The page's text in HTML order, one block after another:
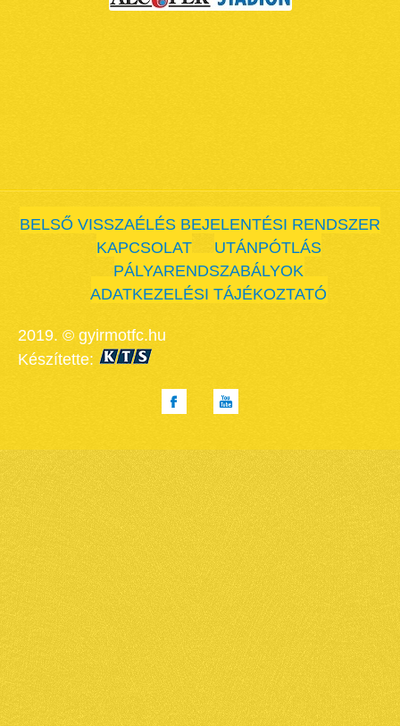
BELSŐ VISSZAÉLÉS BEJELENTÉSI RENDSZER
KAPCSOLAT
UTÁNPÓTLÁS
PÁLYARENDSZABÁLYOK
ADATKEZELÉSI TÁJÉKOZTATÓ
2019. © gyirmotfc.hu
Készítette: